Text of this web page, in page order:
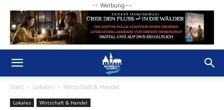
-- Werbung --
Start Lokales Wirtschaft & Handel
Lokales Wirtschaft & Handel